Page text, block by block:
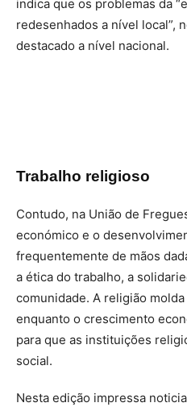
indica que os problemas da
redesenhados a nível local”,
destacado a nível nacional.
Trabalho religioso
Contudo, na União de
económico e o
frequentemente de mãos
a ética do trabalho, a
comunidade. A religião
enquanto o crescimento
para que as instituições
social.
Nesta edição impressa